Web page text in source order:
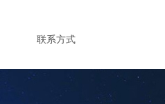
联系方式